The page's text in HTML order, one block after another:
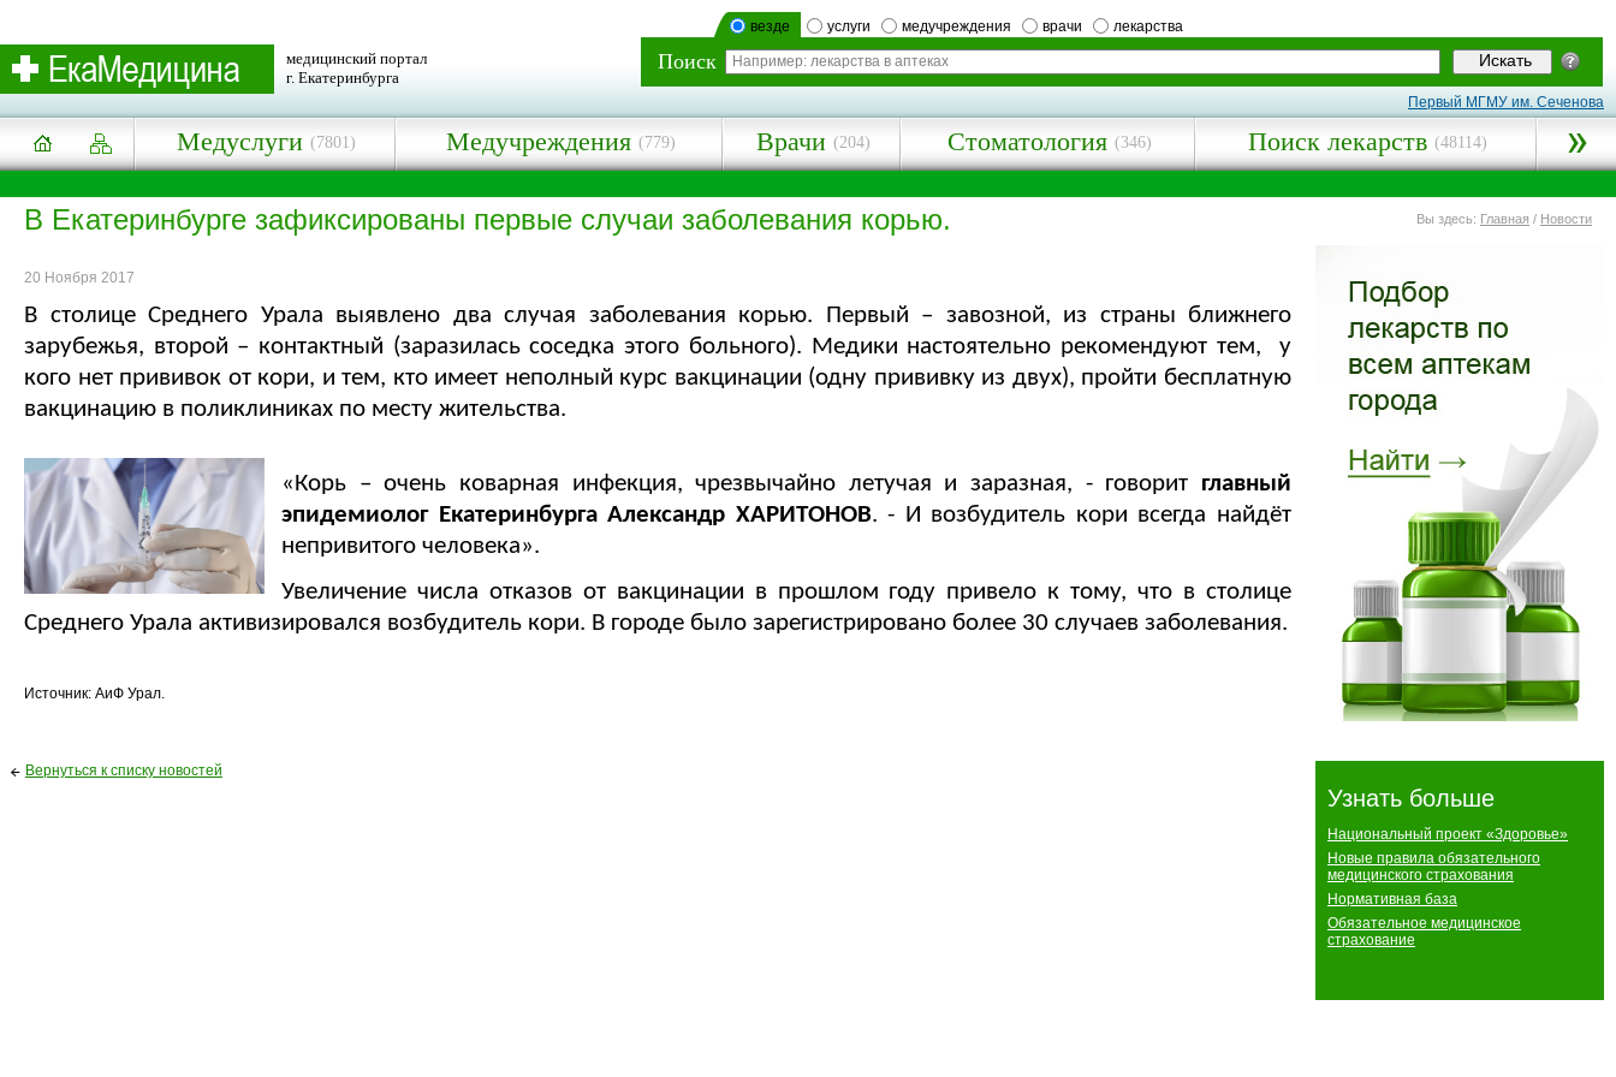
везде услуги медучреждения врачи лекарства
Поиск
медицинский портал
г. Екатеринбурга
Первый МГМУ им. Сеченова
Медуслуги (7801) Медучреждения (779) Врачи (204) Стоматология (346) Поиск лекарств (48114)
В Екатеринбурге зафиксированы первые случаи заболевания корью. Вы здесь: Главная / Новости
Узнать больше
Национальный проект «Здоровье»
Новые правила обязательного
медицинского страхования
Нормативная база
Обязательное медицинское
страхование
20 Ноября 2017
В столице Среднего Урала выявлено два случая заболевания корью. Первый – завозной, из страны ближнего
зарубежья, второй – контактный (заразилась соседка этого больного). Медики настоятельно рекомендуют тем, у
кого нет прививок от кори, и тем, кто имеет неполный курс вакцинации (одну прививку из двух), пройти бесплатную
вакцинацию в поликлиниках по месту жительства.
«Корь – очень коварная инфекция, чрезвычайно летучая и заразная, - говорит главный
эпидемиолог Екатеринбурга Александр ХАРИТОНОВ. - И возбудитель кори всегда найдёт
непривитого человека».
Увеличение числа отказов от вакцинации в прошлом году привело к тому, что в столице
Среднего Урала активизировался возбудитель кори. В городе было зарегистрировано более 30 случаев заболевания.
Источник: АиФ Урал.
Вернуться к списку новостей